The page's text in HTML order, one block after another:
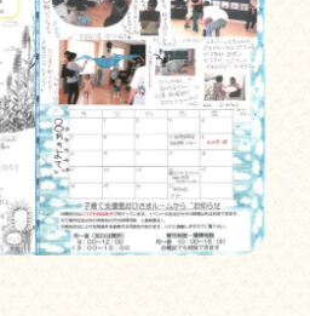
子育て支援
求人情報